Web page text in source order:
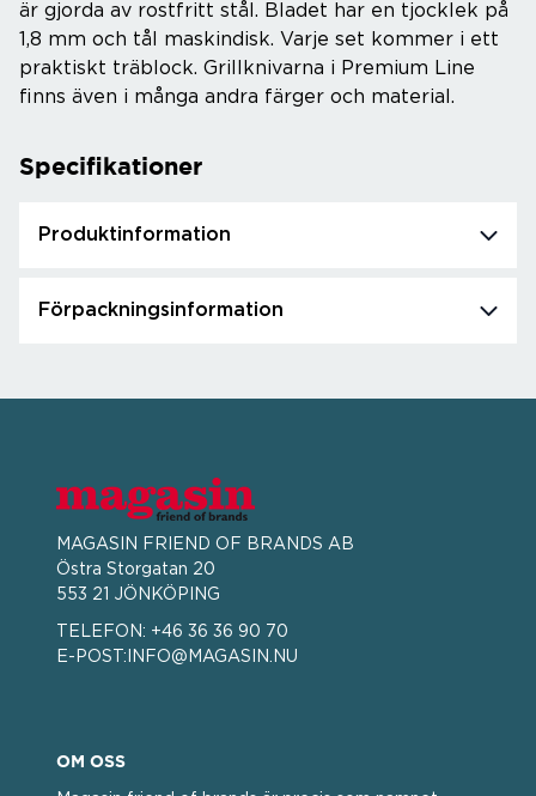
är gjorda av rostfritt stål. Bladet har en tjocklek på
1,8 mm och tål maskindisk. Varje set kommer i ett
praktiskt träblock. Grillknivarna i Premium Line
finns även i många andra färger och material.
Specifikationer
Produktinformation
Förpackningsinformation
MAGASIN FRIEND OF BRANDS AB
Östra Storgatan 20
553 21 JÖNKÖPING
TELEFON: +46 36 36 90 70
E-POST: INFO@MAGASIN.NU
OM OSS